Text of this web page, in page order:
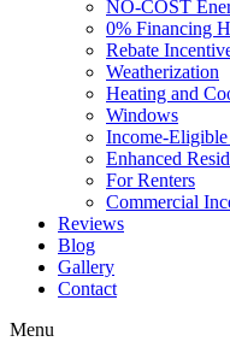
NO-COST
0% Financing
Rebate
Weatherization
Heating and
Windows
Income-
Enhanced
For Renters
Commercial
Reviews
Blog
Gallery
Contact
Menu